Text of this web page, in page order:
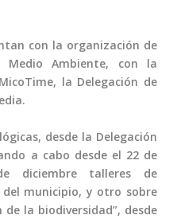
con la organización de
Medio Ambiente, con la
la Delegación de
desde la Delegación
a cabo desde el 22 de
diciembre talleres de
del municipio, y otro sobre
la biodiversidad”, desde